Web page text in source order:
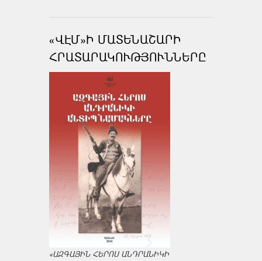
«ՎԷՄ»Ի ՄԱՏԵՆԱՇԱՐԻ
ՀՐԱՏԱՐԱԿՈՒԹՅՈՒՆՆԵՐԸ
«ԱԶԳԱՅԻՆ ՀԵՐՈՍ ԱՆԴՐԱՆԻԿԻ